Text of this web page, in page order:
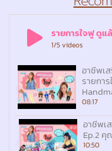
รายการใจฟู ดู
1/5videos
อาชีพเ
รายกา
08:17
อาชีพเ
Ep.2
10:50